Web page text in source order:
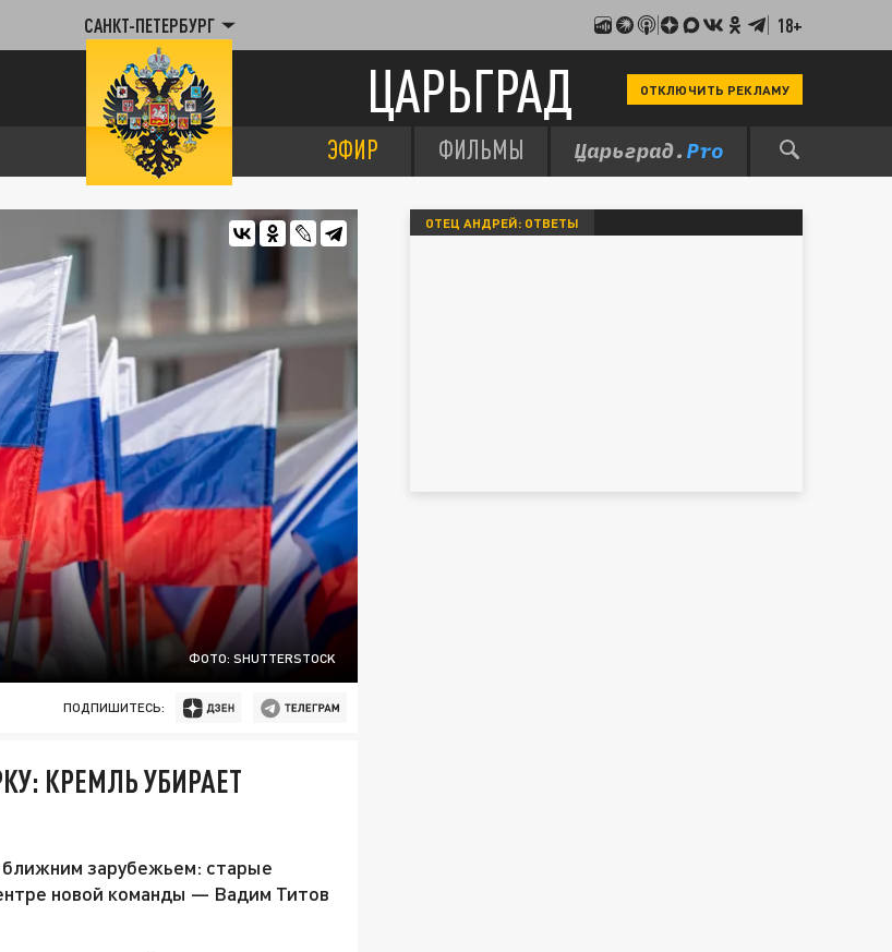
САНКТ-ПЕТЕРБУРГ 18+
ЦАРЬГРАД ОТКЛЮЧИТЬ РЕКЛАМУ
ЭФИР ФИЛЬМЫ
ФОТО: SHUTTERSTOCK
ПОДПИШИТЕСЬ:
КРЕМЛЬ УБИРАЕТ
зарубежьем: старые
новой команды — Вадим Титов
ОТЕЦ АНДРЕЙ: ОТВЕТЫ